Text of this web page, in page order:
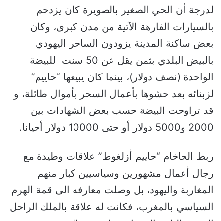
لدرجة أن الحي الصغير بالصويرة كان يزدحم
بالسيارات الفارهة الآتية من مدن كبرى، وكان
بعض ساكنة المدينة يزودون الساحر اليهودي
بالبيض البلدي بثمن يقل عن 50 سنت للبيضة
الواحدة (نصف دولار)، بينما كان يبيعها “حاييم”
لزبنائه بعد حشوها بأعمال السحر بأموال طائلة، و
قد تراوحت البيضة حسب بعض الشهادات بين
2000 و5000 دولار أو حتى 10000 دولار أحيانا.
ربط الحاخام “حاييم أزلغوط” علاقات وطيدة مع
رجال أعمال مشهورين وسياسيين كبار منهم
المغاربة واليهود، بل وصلت معارفه الى قمة الهرم
السياسي بالمغرب، فكانت له علاقة بالملك الراحل